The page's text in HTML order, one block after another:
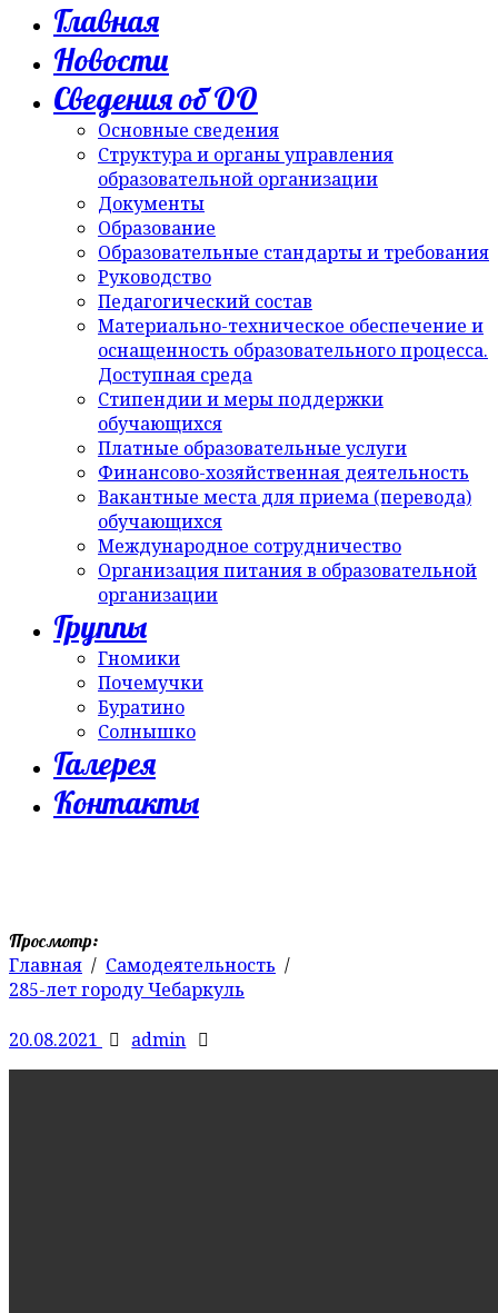
Главная
Новости
Сведения об ОО
Основные сведения
Структура и органы управления
образовательной организации
Документы
Образование
Образовательные стандарты и требования
Руководство
Педагогический состав
Материально-техническое обеспечение и
оснащенность образовательного процесса.
Доступная среда
Стипендии и меры поддержки
обучающихся
Платные образовательные услуги
Финансово-хозяйственная деятельность
Вакантные места для приема (перевода)
обучающихся
Международное сотрудничество
Организация питания в образовательной
организации
Группы
Гномики
Почемучки
Буратино
Солнышко
Галерея
Контакты
Просмотр:
Главная
Самодеятельность
285-лет городу Чебаркуль
20.08.2021 admin